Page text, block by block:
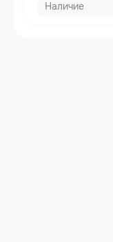
Наличие